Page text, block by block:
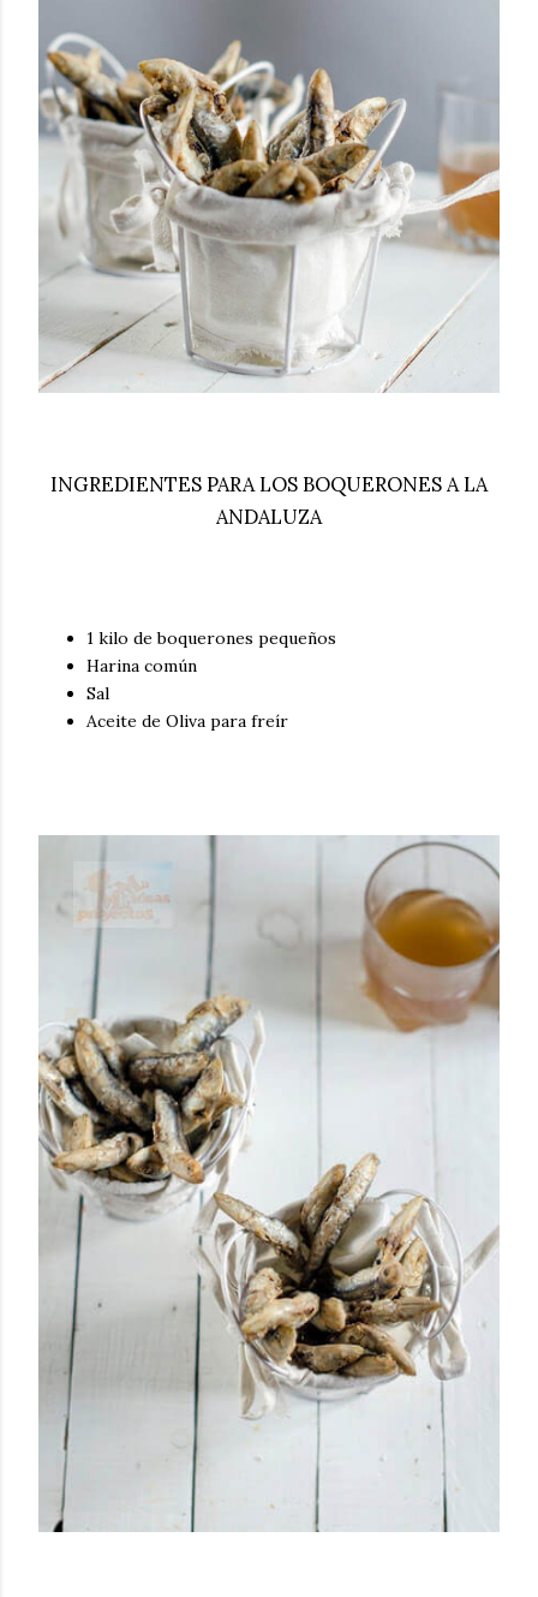
INGREDIENTES PARA LOS BOQUERONES A LA
ANDALUZA
1 kilo de boquerones pequeños
Harina común
Sal
Aceite de Oliva para freír